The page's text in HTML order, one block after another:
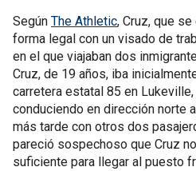
Según The Athletic, Cruz, que
forma legal con un visado de
en el que viajaban dos
Cruz, de 19 años, iba
carretera estatal 85 en
conduciendo en dirección norte
más tarde con otros dos
pareció sospechoso que Cruz
suficiente para llegar al puesto